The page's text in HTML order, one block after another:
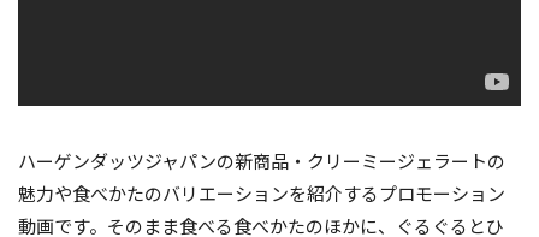
ハーゲンダッツジャパンの新商品・クリーミージェラートの
魅力や食べかたのバリエーションを紹介するプロモーション
動画です。そのまま食べる食べかたのほかに、ぐるぐるとひ